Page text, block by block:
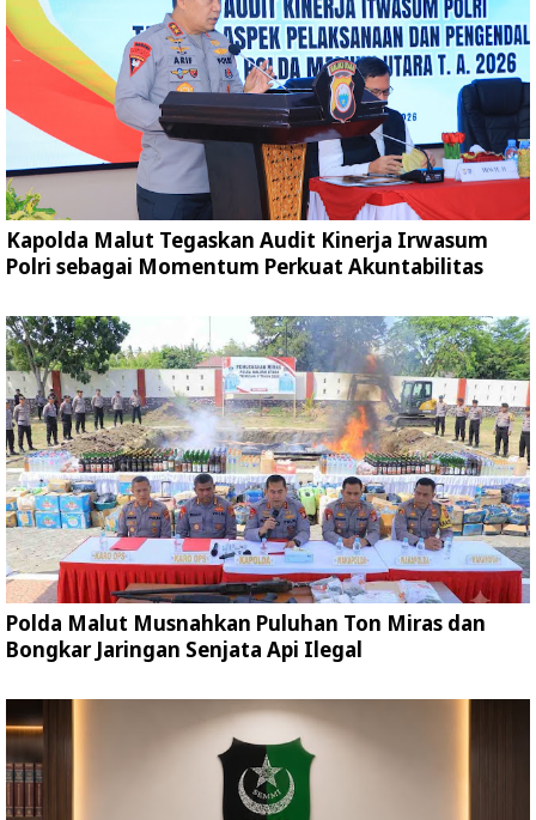
Kapolda Malut Tegaskan Audit Kinerja Irwasum
Polri sebagai Momentum Perkuat Akuntabilitas
Polda Malut Musnahkan Puluhan Ton Miras dan
Bongkar Jaringan Senjata Api Ilegal